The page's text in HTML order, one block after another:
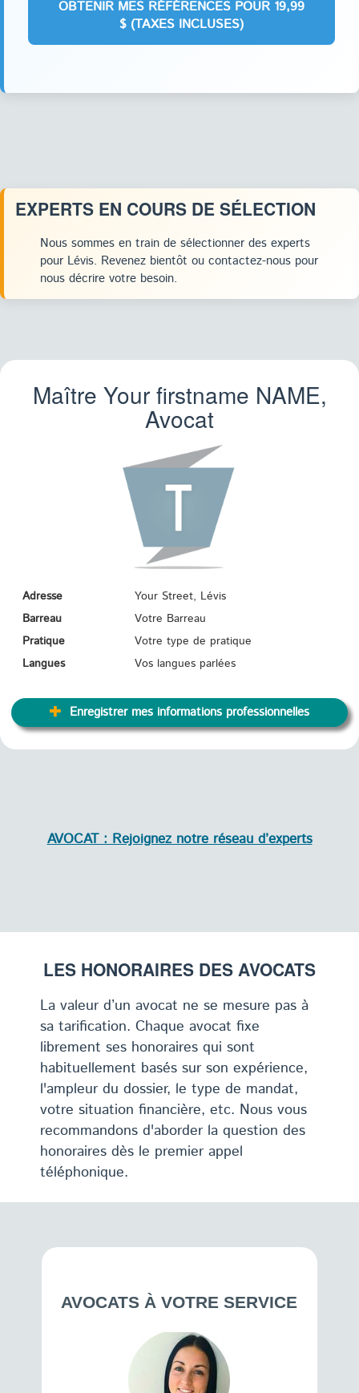
EXPERTS EN COURS DE SÉLECTION
Nous sommes en train de sélectionner des experts
pour Lévis. Revenez bientôt ou contactez-nous pour
nous décrire votre besoin.
Maître Your firstname NAME,
Avocat
Adresse
Your Street, Lévis
Barreau
Votre Barreau
Pratique
Votre type de pratique
Langues
Vos langues parlées
Enregistrer mes informations professionnelles
AVOCAT : Rejoignez notre réseau d’experts
LES HONORAIRES DES AVOCATS
La valeur d’un avocat ne se mesure pas à
sa tarification. Chaque avocat fixe
librement ses honoraires qui sont
habituellement basés sur son expérience,
l'ampleur du dossier, le type de mandat,
votre situation financière, etc. Nous vous
recommandons d'aborder la question des
honoraires dès le premier appel
téléphonique.
AVOCATS À VOTRE SERVICE